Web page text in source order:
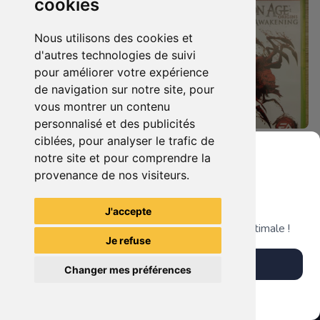
cookies
Nous utilisons des cookies et
d'autres technologies de suivi
pour améliorer votre expérience
de navigation sur notre site, pour
vous montrer un contenu
personnalisé et des publicités
ciblées, pour analyser le trafic de
notre site et pour comprendre la
provenance de nos visiteurs.
J'accepte
Je refuse
Changer mes préférences
8.90 € 0
Dragon Age Origins Xbox 360
14.90 €
TheGamingR83
Grenier du Geek
Télécharge notre app pour une expérience optimale !
Télécharger l'app